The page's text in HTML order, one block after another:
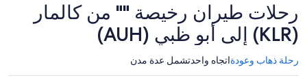
رحلات طيران رخيصة "" من كالمار
(KLR) إلى أبو ظبي (AUH)
رحلة ذهاب وعودةاتجاه واحدتشمل عدة مدن